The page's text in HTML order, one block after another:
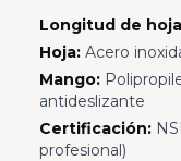
Longitud de
Hoja:Acero
Mango:
antideslizante
Certificación:
profesional)